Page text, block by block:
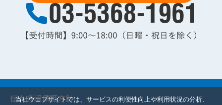
個人情報保護方針
当社ウェブサイトでは、サービスの利便性向上や利用状況の分析、